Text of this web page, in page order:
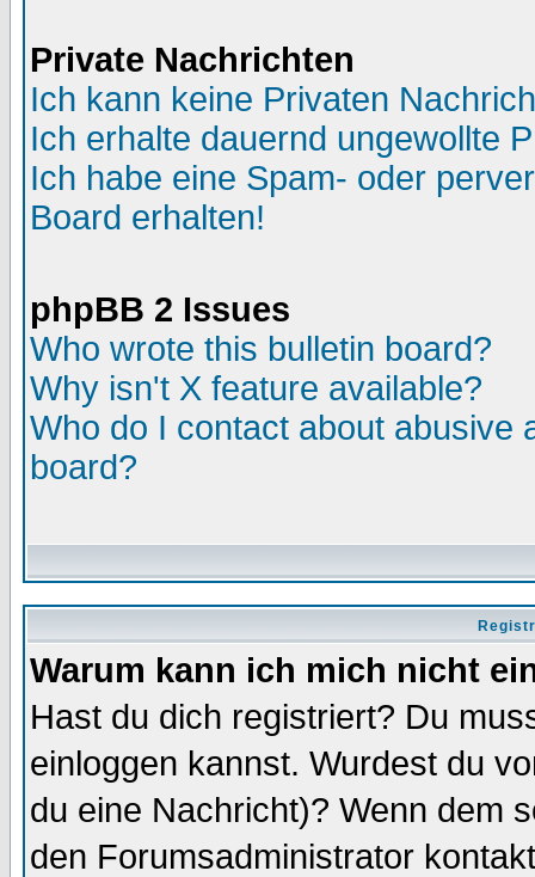
Private Nachrichten
Ich kann keine Privaten
Ich erhalte dauernd ungewollte
Ich habe eine Spam- oder
Board erhalten!
phpBB 2 Issues
Who wrote this bulletin board?
Why isn't X feature available?
Who do I contact about abusive
board?
Warum kann ich mich nicht
Hast du dich registriert? Du
einloggen kannst. Wurdest du
du eine Nachricht)? Wenn dem
den Forumsadministrator